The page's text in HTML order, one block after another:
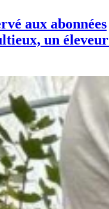
aux abonnées
un